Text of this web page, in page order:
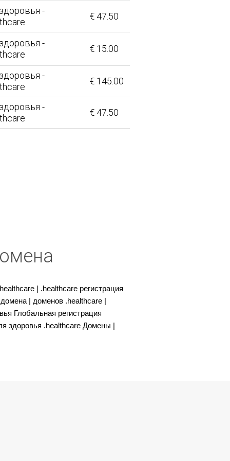
-
€ 47.50
-
€ 15.00
-
€ 145.00
-
€ 47.50
| .healthcare регистрация
| доменов .healthcare |
Глобальная регистрация
здоровья .healthcare Домены |